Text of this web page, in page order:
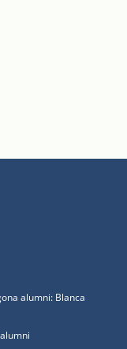
alumni: Blanca